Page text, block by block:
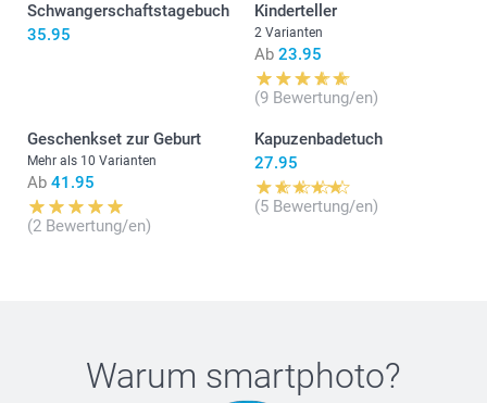
Schwangerschaftstagebuch
35.95
Kinderteller
2 Varianten
Ab 23.95
(9 Bewertung/en)
Geschenkset zur Geburt
Mehr als 10 Varianten
Ab 41.95
(2 Bewertung/en)
Kapuzenbadetuch
27.95
(5 Bewertung/en)
Warum smartphoto?